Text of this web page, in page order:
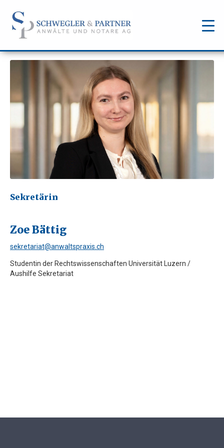
Sekretärin
Zoe Bättig
sekretariat@anwaltspraxis.ch
Studentin der Rechtswissenschaften Universität Luzern /
Aushilfe Sekretariat